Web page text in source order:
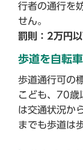
行者の通行を
せん。
罰則：2万円
歩道を自転
歩道通行可の
こども、70歳
は交通状況か
までも歩道は